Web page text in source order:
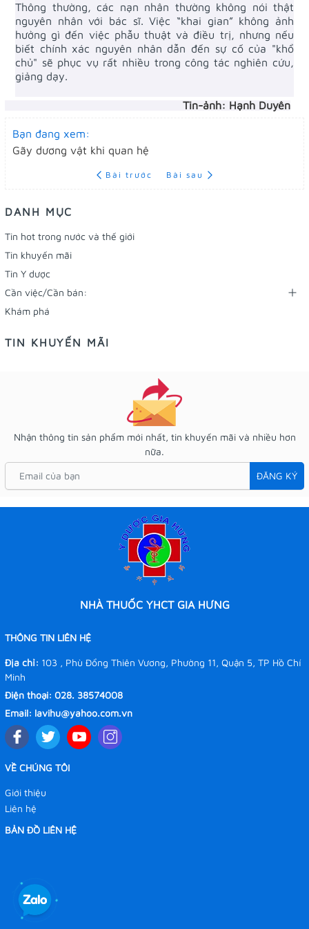
Thông thường, các nạn nhân thường không nói thật
nguyên nhân với bác sĩ. Việc “khai gian” không ảnh
hưởng gì đến việc phẫu thuật và điều trị, nhưng nếu
biết chính xác nguyên nhân dẫn đến sự cố của "khổ
chủ" sẽ phục vụ rất nhiều trong công tác nghiên cứu,
giảng dạy.
Tin-ảnh: Hạnh Duyên
Bạn đang xem:
Gãy dương vật khi quan hệ
Bài trước Bài sau
DANH MỤC
Tin hot trong nước và thế giới
Tin khuyến mãi
Tin Y dược
Cần việc/Cần bán:
Khám phá
TIN KHUYẾN MÃI
Nhận thông tin sản phẩm mới nhất, tin khuyến mãi và nhiều hơn
nữa.
ĐĂNG KÝ
NHÀ THUỐC YHCT GIA HƯNG
THÔNG TIN LIÊN HỆ
Địa chỉ: 103 , Phù Đổng Thiên Vương, Phường 11, Quận 5, TP Hồ Chí
Minh
Điện thoại: 028. 38574008
Email: lavihu@yahoo.com.vn
VỀ CHÚNG TÔI
Giới thiệu
Liên hệ
BẢN ĐỒ LIÊN HỆ